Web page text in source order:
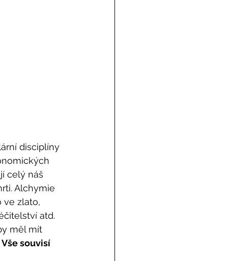
disciplíny
celý náš
Alchymie
ve zlato,
atd.
měl mít
Vše souvisí